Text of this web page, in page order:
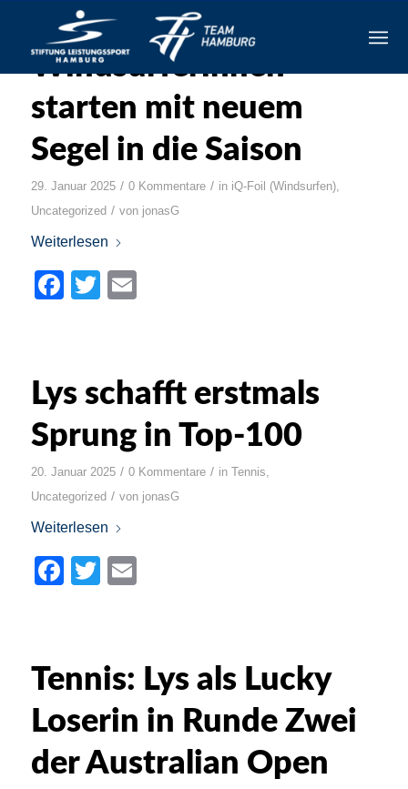
Windsurferinnen
starten mit neuem
Segel in die Saison
29. Januar 2025 / 0 Kommentare / in iQ-Foil (Windsurfen),
Uncategorized / von jonasG
Weiterlesen
Facebook
Twitter
Lys schafft erstmals
Sprung in Top-100
20. Januar 2025 / 0 Kommentare / in Tennis,
Uncategorized / von jonasG
Weiterlesen
Facebook
Twitter
Tennis: Lys als Lucky
Loserin in Runde Zwei
der Australian Open